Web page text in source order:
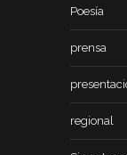
Poesía
prensa
regional